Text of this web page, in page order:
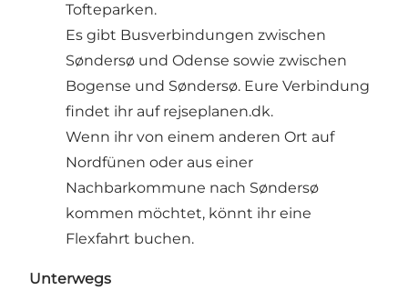
Tofteparken.
Es gibt Busverbindungen zwischen
Søndersø und Odense sowie zwischen
Bogense und Søndersø. Eure Verbindung
findet ihr auf rejseplanen.dk.
Wenn ihr von einem anderen Ort auf
Nordfünen oder aus einer
Nachbarkommune nach Søndersø
kommen möchtet, könnt ihr eine
Flexfahrt buchen.
Unterwegs